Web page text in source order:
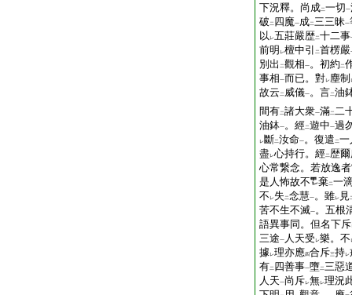
下況釋。尚成二一切一
破 二 四魔一成二三三昧一
以 レ五莊嚴歴二十二事
前明 レ檀中引 二首楞嚴
別出 二觀相一。初約 二
事相一而已。對レ塵制
故云 二 威儀一。言二油
間有二諸大衆一滿二二
油鉢一。經二遊中一過
レ斷二汝命一。復遣 二一
盡レ心持行。經二歴
心常繋念。若放逸
是人怖故不
棄二一
不 レ失 二念慧一。雖レ 見
苦不生不滅一。五根
語異事同。但名下斥
三途一 人天受 レ樂。不
據レ理亦應四合斥三持レ
有二 四善事一墮二三惡
人天一尚斥レ無レ理況